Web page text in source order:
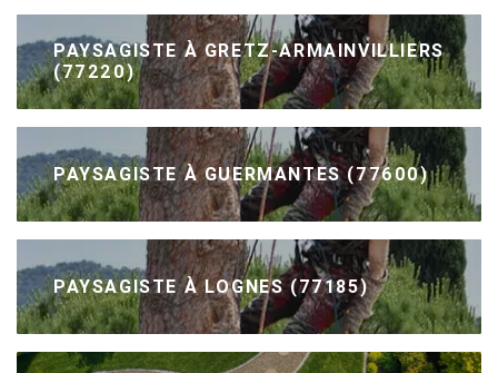
PAYSAGISTE À GRETZ-ARMAINVILLIERS
(77220)
PAYSAGISTE À GUERMANTES (77600)
PAYSAGISTE À LOGNES (77185)